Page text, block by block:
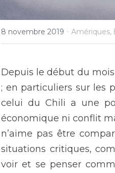
8 novembre 2019 · Amériques,
Depuis le début du
; en particuliers sur les
celui du Chili a une
économique ni conflit
n’aime pas être
situations critiques,
voir et se penser